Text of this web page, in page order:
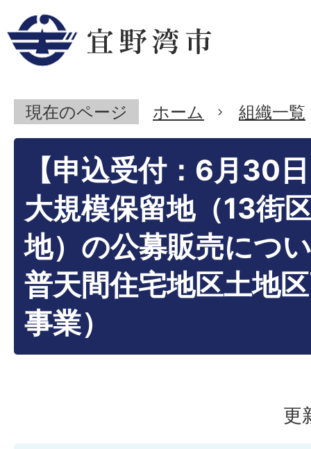
現在のページ ホーム 組織一覧
【申込受付：6月30
大規模保留地（13街
地）の公募販売につ
普天間住宅地区土地
事業）
更